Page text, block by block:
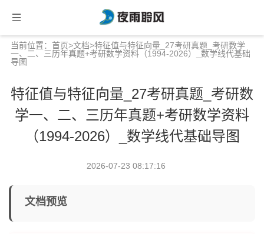
当前位置： 首页>文档>特征值与特征向量_27考研真题_考研数学
一、二、三历年真题+考研数学资料（1994-2026）_数学线代基础
导图
特征值与特征向量_27考研真题_考研数
学一、二、三历年真题+考研数学资料
（1994-2026）_数学线代基础导图
2026-07-23 08:17:16
文档预览